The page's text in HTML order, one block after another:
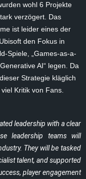
wohl 6 Projekte
verzögert. Das
ist leider eines der
den Fokus in
Spiele, „Games-as-a-
AI“ legen. Da
Strategie kläglich
Kritik von Fans.
leadership with a clear
leadership teams will
They will be tasked
talent, and supported
player engagement